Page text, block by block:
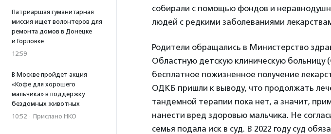
Патриаршая гуманитарная
миссия ищет волонтеров для
ремонта домов в Донецке
и Горловке
12:59
В Москве пройдет акция
«Кофе для хорошего
мальчика» в поддержку
бездомных животных
10:52 · Прислано НКО
собирали с помощью фондов и
людей с редкими заболеваниями
Родители обращались в Министерство
Областную детскую клиническую
бесплатное пожизненное получение
ОДКБ пришли к выводу, что продолжать
тандемной терапии пока нет, а значит,
нанести вред здоровью мальчика. Не
семья подала иск в суд. В 2022 году суд